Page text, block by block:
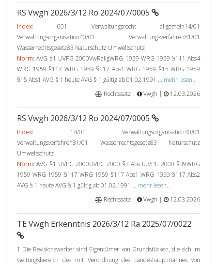
RS Vwgh 2026/3/12 Ro 2024/07/0005
Index: 001 Verwaltungsrecht allgemein14/01
Verwaltungsorganisation40/01 Verwaltungsverfahren81/01
Wasserrechtsgesetz83 Naturschutz Umweltschutz
Norm: AVG §1 UVPG 2000VwRallgWRG 1959 WRG 1959 §111 Abs4
WRG 1959 §117 WRG 1959 §117 Abs1 WRG 1959 §15 WRG 1959
§15 Abs1 AVG § 1 heute AVG § 1 gültig ab 01.02.1991 ... mehr lesen...
Rechtssatz |
Vwgh | 12.03.2026
RS Vwgh 2026/3/12 Ro 2024/07/0005
Index: 14/01 Verwaltungsorganisation40/01
Verwaltungsverfahren81/01 Wasserrechtsgesetz83 Naturschutz
Umweltschutz
Norm: AVG §1 UVPG 2000UVPG 2000 §3 Abs3UVPG 2000 §39WRG
1959 WRG 1959 §117 WRG 1959 §117 Abs1 WRG 1959 §117 Abs2
AVG § 1 heute AVG § 1 gültig ab 01.02.1991 ... mehr lesen...
Rechtssatz |
Vwgh | 12.03.2026
TE Vwgh Erkenntnis 2026/3/12 Ra 2025/07/0022
1 Die Revisionswerber sind Eigentümer von Grundstücken, die sich im
Geltungsbereich des mit Verordnung des Landeshauptmannes von